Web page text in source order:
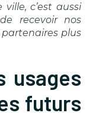
c’est aussi
recevoir nos
plus
usages
futurs